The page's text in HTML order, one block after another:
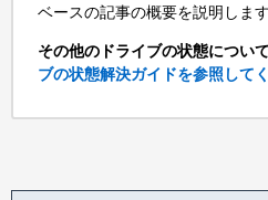
ベースの記事の概要を説明します
その他のドライブの状態につい
ブの状態解決ガイドを参照して